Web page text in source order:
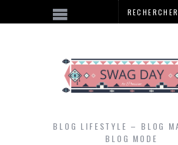
BLOG LIFESTYLE – BLOG
BLOG MODE